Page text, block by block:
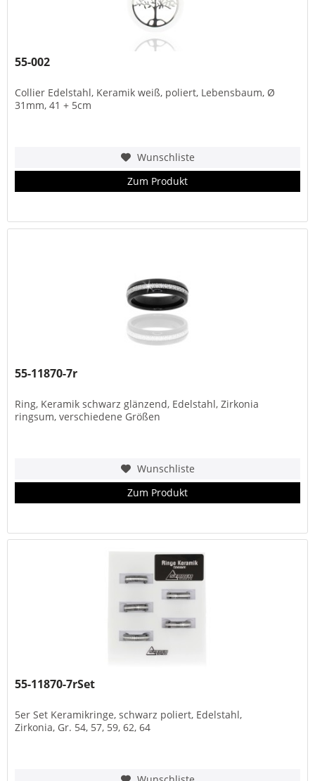
55-002
Collier Edelstahl, Keramik weiß, poliert, Lebensbaum, Ø
31mm, 41 + 5cm
Wunschliste
Zum Produkt
55-11870-7r
Ring, Keramik schwarz glänzend, Edelstahl, Zirkonia
ringsum, verschiedene Größen
Wunschliste
Zum Produkt
55-11870-7rSet
5er Set Keramikringe, schwarz poliert, Edelstahl,
Zirkonia, Gr. 54, 57, 59, 62, 64